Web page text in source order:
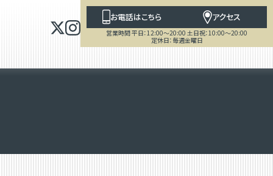
お電話はこちら アクセス
営業時間 平日：12:00～20:00 土日祝：10:00～20:00
定休日：毎週金曜日